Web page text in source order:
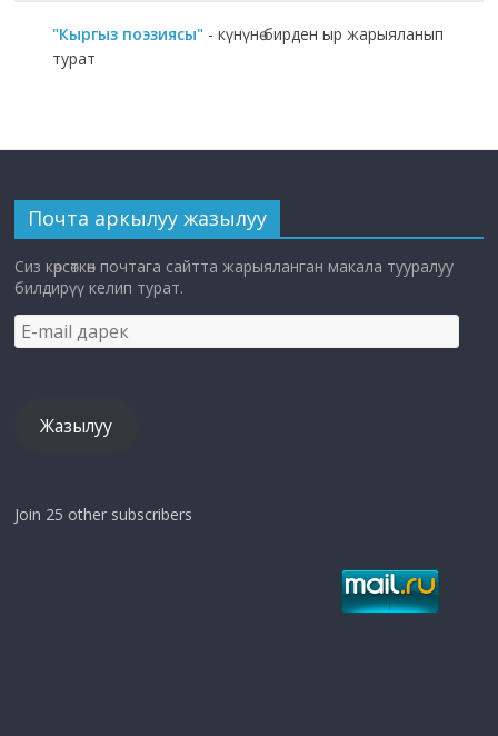
"Кыргыз поэзиясы" - күнүнө бирден ыр жарыяланып
турат
Почта аркылуу жазылуу
Сиз көрсөткөн почтага сайтта жарыяланган макала тууралуу
билдирүү келип турат.
E-
mail
Жазылуу
Join 25 other subscribers